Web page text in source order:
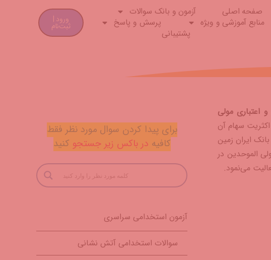
صفحه اصلی
آزمون و بانک سوالات
منابع آموزشی و ویژه
پرسش و پاسخ
پشتیبانی
ورود |
ثبت‌نام
اعتباری مولی
هم‌اکنون اکثریت سهام آن
ایران زمین
و اعتباری مولی الموحدین در
برای پیدا کردن سوال مورد نظر فقط
کافیه در باکس زیر جستجو کنید
آزمون استخدامی سراسری
سوالات استخدامی آتش نشانی